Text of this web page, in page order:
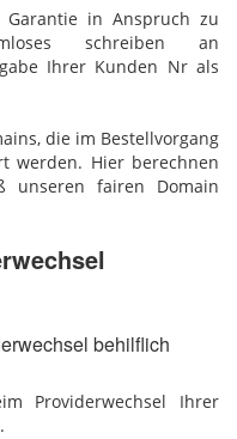
in Anspruch zu
schreiben an
Ihrer Kunden Nr als
die im Bestellvorgang
werden. Hier berechnen
unseren fairen Domain
behilflich
Providerwechsel Ihrer